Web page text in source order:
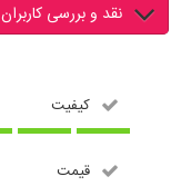
نقد و بررسی کاربران
کیفیت
قیمت